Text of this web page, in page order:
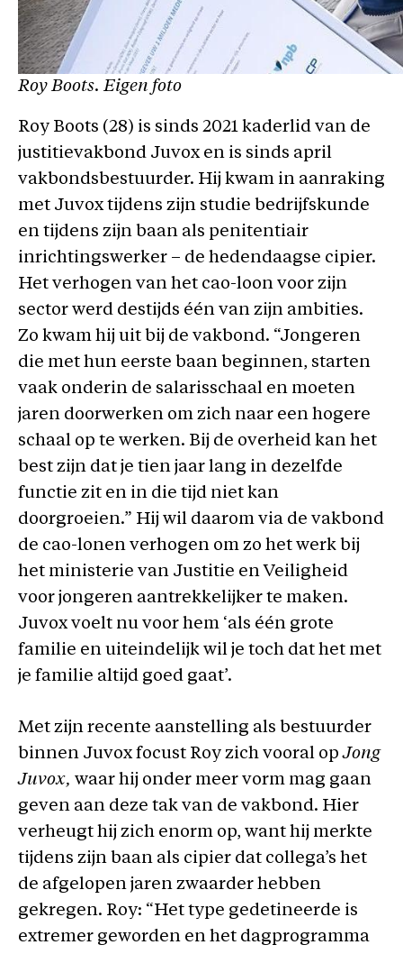
Roy Boots. Eigen foto
Roy Boots (28) is sinds 2021 kaderlid van de
justitievakbond Juvox en is sinds april
vakbondsbestuurder. Hij kwam in aanraking
met Juvox tijdens zijn studie bedrijfskunde
en tijdens zijn baan als penitentiair
inrichtingswerker – de hedendaagse cipier.
Het verhogen van het cao-loon voor zijn
sector werd destijds één van zijn ambities.
Zo kwam hij uit bij de vakbond. “Jongeren
die met hun eerste baan beginnen, starten
vaak onderin de salarisschaal en moeten
jaren doorwerken om zich naar een hogere
schaal op te werken. Bij de overheid kan het
best zijn dat je tien jaar lang in dezelfde
functie zit en in die tijd niet kan
doorgroeien.” Hij wil daarom via de vakbond
de cao-lonen verhogen om zo het werk bij
het ministerie van Justitie en Veiligheid
voor jongeren aantrekkelijker te maken.
Juvox voelt nu voor hem ‘als één grote
familie en uiteindelijk wil je toch dat het met
je familie altijd goed gaat’.
Met zijn recente aanstelling als bestuurder
binnen Juvox focust Roy zich vooral opJong
Juvox, waar hij onder meer vorm mag gaan
geven aan deze tak van de vakbond. Hier
verheugt hij zich enorm op, want hij merkte
tijdens zijn baan als cipier dat collega’s het
de afgelopen jaren zwaarder hebben
gekregen. Roy: “Het type gedetineerde is
extremer geworden en het dagprogramma